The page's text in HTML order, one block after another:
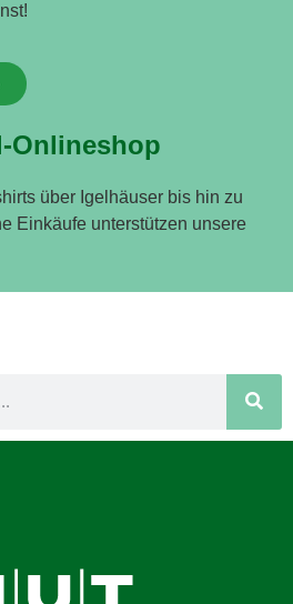
Onlineshop
über Igelhäuser bis hin zu
Einkäufe unterstützen unsere